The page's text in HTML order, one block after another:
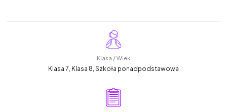
Klasa / Wiek
Klasa 7, Klasa 8, Szkoła ponadpodstawowa